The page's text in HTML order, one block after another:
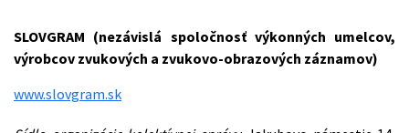
SLOVGRAM (nezávislá spoločnosť výkonných umelcov,
výrobcov zvukových a zvukovo-obrazových záznamov)
www.slovgram.sk